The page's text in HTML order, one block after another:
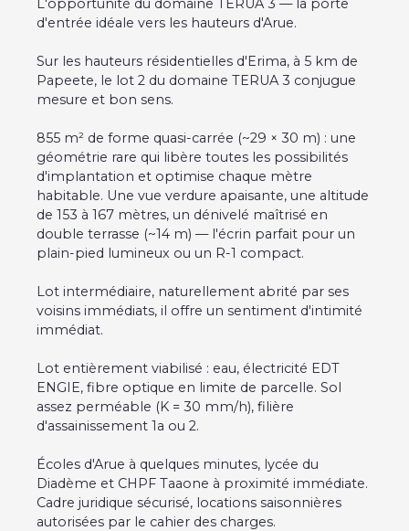
L'opportunité du domaine TERUA 3 — la porte
d'entrée idéale vers les hauteurs d'Arue.
Sur les hauteurs résidentielles d'Erima, à 5 km de
Papeete, le lot 2 du domaine TERUA 3 conjugue
mesure et bon sens.
855 m² de forme quasi-carrée (~29 × 30 m) : une
géométrie rare qui libère toutes les possibilités
d'implantation et optimise chaque mètre
habitable. Une vue verdure apaisante, une altitude
de 153 à 167 mètres, un dénivelé maîtrisé en
double terrasse (~14 m) — l'écrin parfait pour un
plain-pied lumineux ou un R-1 compact.
Lot intermédiaire, naturellement abrité par ses
voisins immédiats, il offre un sentiment d'intimité
immédiat.
Lot entièrement viabilisé : eau, électricité EDT
ENGIE, fibre optique en limite de parcelle. Sol
assez perméable (K = 30 mm/h), filière
d'assainissement 1a ou 2.
Écoles d'Arue à quelques minutes, lycée du
Diadème et CHPF Taaone à proximité immédiate.
Cadre juridique sécurisé, locations saisonnières
autorisées par le cahier des charges.